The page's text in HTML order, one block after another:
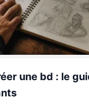
une bd : le